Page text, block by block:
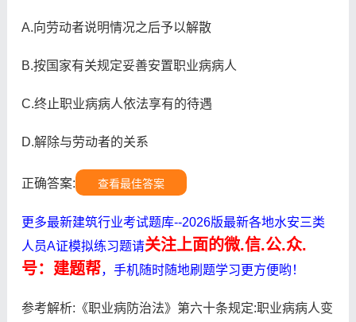
A.向劳动者说明情况之后予以解散
B.按国家有关规定妥善安置职业病病人
C.终止职业病病人依法享有的待遇
D.解除与劳动者的关系
正确答案: 查看最佳答案
更多最新建筑行业考试题库--2026版最新各地水安三类
人员A证模拟练习题请关注上面的微.信.公.众.
号：建题帮，手机随时随地刷题学习更方便哟！
参考解析:《职业病防治法》第六十条规定:职业病病人变